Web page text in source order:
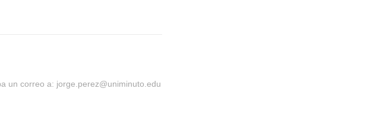
un correo a: jorge.perez@uniminuto.edu